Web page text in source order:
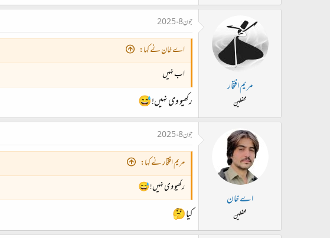
مریم افتخار
محفلین
جون 8، 2025
اے خان نے کہا:
اب نہیں
رکھیو وی نہیں! 😅
اے خان
محفلین
جون 8، 2025
مریم افتخار نے کہا:
رکھیو وی نہیں! 😅
کیا 🤔